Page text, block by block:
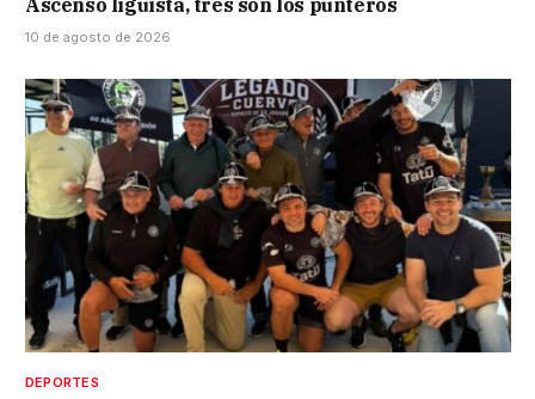
Ascenso liguista, tres son los punteros
10 de agosto de 2026
DEPORTES